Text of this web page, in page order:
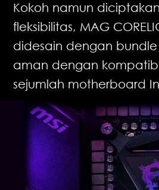
Kokoh namun
fleksibilitas, MAG
didesain dengan bundle
aman dengan
sejumlah motherboard